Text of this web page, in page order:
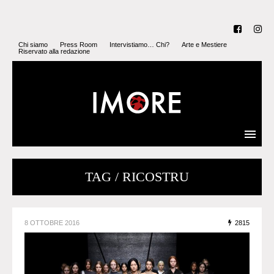
Chi siamo Press Room Intervistiamo… Chi?
Arte e Mestiere
Riservato alla redazione
TAG / RICOSTRU
8 OTTOBRE 2016 2815